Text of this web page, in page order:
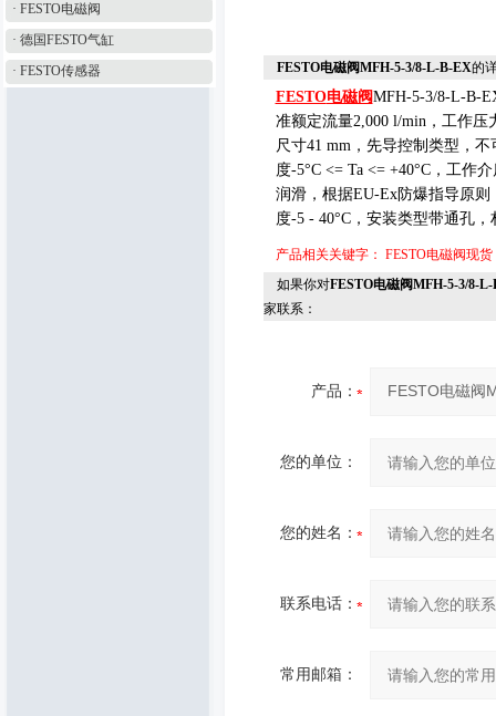
· FESTO电磁阀
· 德国FESTO气缸
· FESTO传感器
FESTO电磁阀MFH-5-3/8-L-B-EX的
FESTO电磁阀MFH-5-3/8-L-B-
准额定流量2,000 l/min，工作压
尺寸41 mm，先导控制类型，不
度-5°C <= Ta <= +40°C，工作介
润滑，根据EU-Ex防爆指导原则
度-5 - 40°C，安装类型带通孔，
产品相关关键字： FESTO电磁阀现货
如果你对FESTO电磁阀MFH-5-3/8-
家联系：
产品：
您的单位：
您的姓名：
联系电话：
常用邮箱：